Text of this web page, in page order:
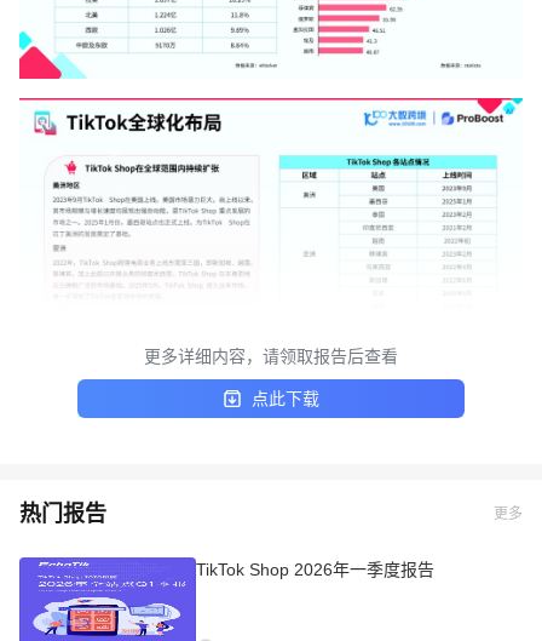
更多详细内容，请领取报告后查看
点此下载
热门报告 更多
TikTok Shop 2026年一季度报告